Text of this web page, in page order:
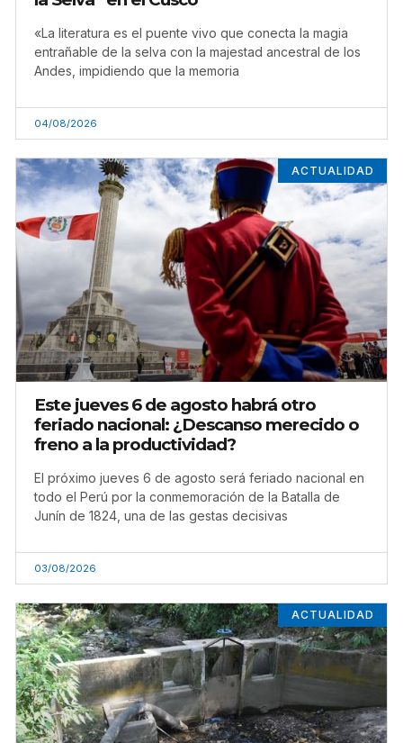
«La literatura es el puente vivo que conecta la magia
entrañable de la selva con la majestad ancestral de los
Andes, impidiendo que la memoria
04/08/2026
ACTUALIDAD
Este jueves 6 de agosto habrá otro
feriado nacional: ¿Descanso merecido o
freno a la productividad?
El próximo jueves 6 de agosto será feriado nacional en
todo el Perú por la conmemoración de la Batalla de
Junín de 1824, una de las gestas decisivas
03/08/2026
ACTUALIDAD